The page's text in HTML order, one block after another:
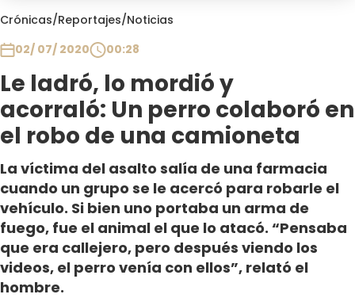
Crónicas/Reportajes/Noticias
02/ 07/ 2020
00:28
Le ladró, lo mordió y
acorraló: Un perro colaboró en
el robo de una camioneta
La víctima del asalto salía de una farmacia
cuando un grupo se le acercó para robarle el
vehículo. Si bien uno portaba un arma de
fuego, fue el animal el que lo atacó. “Pensaba
que era callejero, pero después viendo los
videos, el perro venía con ellos”, relató el
hombre.
Club De La Comedia
Plan Perfecto
El Tiempo
Sabingo
Todos Los Programas